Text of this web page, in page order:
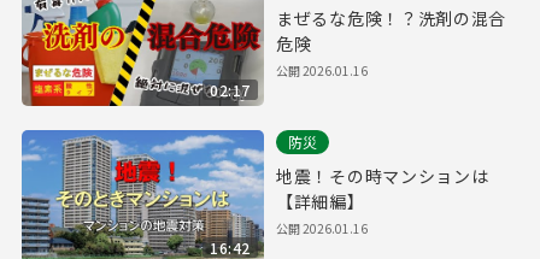
02:17
まぜるな危険！？洗剤の混合
危険
公開2026.01.16
16:42
防災
地震！その時マンションは
【詳細編】
公開2026.01.16